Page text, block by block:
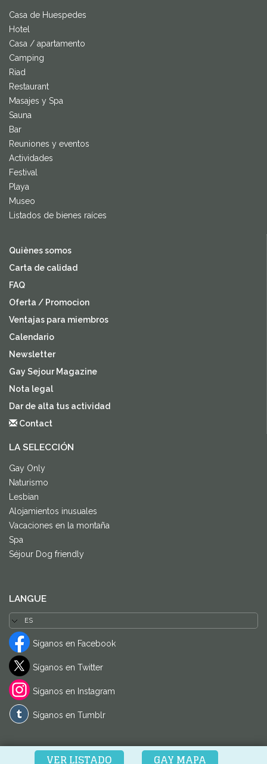
VER LISTADO GAY MAPA
Casa de Huespedes
Hotel
Casa / apartamento
Camping
Riad
Restaurant
Masajes y Spa
Sauna
Bar
Reuniones y eventos
Actividades
Festival
Playa
Museo
Listados de bienes raíces
Quiènes somos
Carta de calidad
FAQ
Oferta / Promocion
Ventajas para miembros
Calendario
Newsletter
Gay Sejour Magazine
Nota legal
Dar de alta tus actividad
Contact
LA SELECCIÓN
Gay Only
Naturismo
Lesbian
Alojamientos inusuales
Vacaciones en la montaña
Spa
Séjour Dog friendly
LANGUE
Síganos en Facebook
Síganos en Twitter
Síganos en Instagram
Síganos en Tumblr